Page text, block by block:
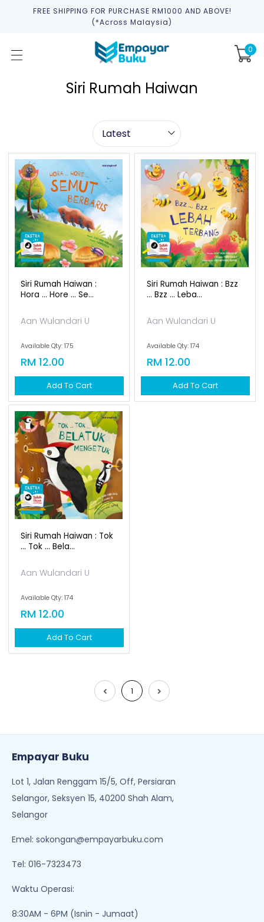
FREE SHIPPING FOR PURCHASE RM1000 AND ABOVE!
(*across Malaysia)
0
Siri Rumah Haiwan
Siri Rumah Haiwan :
Hora ... Hore ... Se...
Aan Wulandari U
Available Qty: 175
RM 12.00
Add To Cart
Siri Rumah Haiwan : Bzz
... Bzz ... Leba...
Aan Wulandari U
Available Qty: 174
RM 12.00
Add To Cart
Siri Rumah Haiwan : Tok
... Tok ... Bela...
Aan Wulandari U
Available Qty: 174
RM 12.00
Add To Cart
1
Empayar Buku
Lot 1, Jalan Renggam 15/5, Off, Persiaran
Selangor, Seksyen 15, 40200 Shah Alam,
Selangor
Emel: sokongan@empayarbuku.com
Tel: 016-7323473
Waktu Operasi:
8:30AM - 6PM (Isnin - Jumaat)